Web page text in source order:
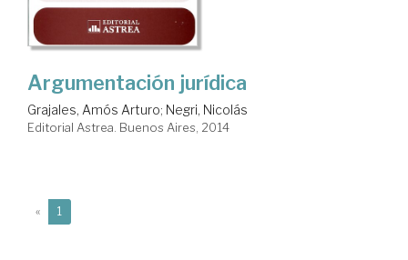
Argumentación jurídica
Grajales, Amós Arturo; Negri, Nicolás
Editorial Astrea. Buenos Aires, 2014
« 1